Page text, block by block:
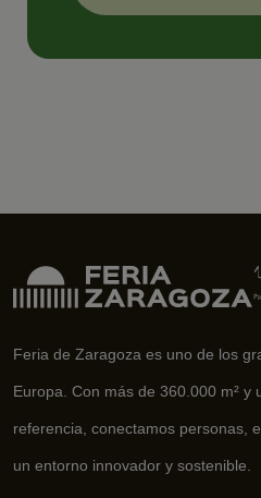
Feria de Zaragoza es uno de los
Europa. Con más de 360.000 m² y
referencia, conectamos personas,
un entorno innovador y sostenible.